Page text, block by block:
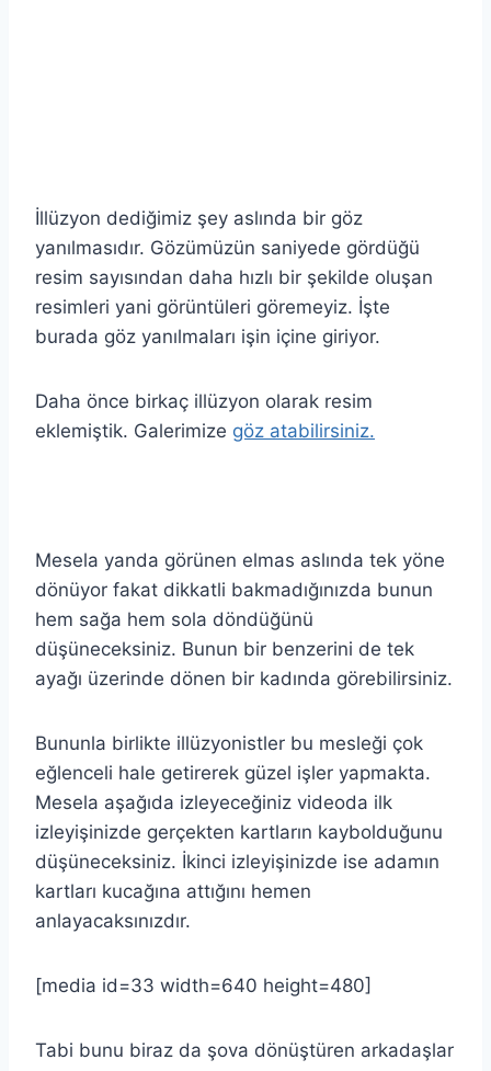
İllüzyon dediğimiz şey aslında bir göz
yanılmasıdır. Gözümüzün saniyede gördüğü
resim sayısından daha hızlı bir şekilde oluşan
resimleri yani görüntüleri göremeyiz. İşte
burada göz yanılmaları işin içine giriyor.
Daha önce birkaç illüzyon olarak resim
eklemiştik. Galerimize göz atabilirsiniz.
Mesela yanda görünen elmas aslında tek yöne
dönüyor fakat dikkatli bakmadığınızda bunun
hem sağa hem sola döndüğünü
düşüneceksiniz. Bunun bir benzerini de tek
ayağı üzerinde dönen bir kadında görebilirsiniz.
Bununla birlikte illüzyonistler bu mesleği çok
eğlenceli hale getirerek güzel işler yapmakta.
Mesela aşağıda izleyeceğiniz videoda ilk
izleyişinizde gerçekten kartların kaybolduğunu
düşüneceksiniz. İkinci izleyişinizde ise adamın
kartları kucağına attığını hemen
anlayacaksınızdır.
[media id=33 width=640 height=480]
Tabi bunu biraz da şova dönüştüren arkadaşlar